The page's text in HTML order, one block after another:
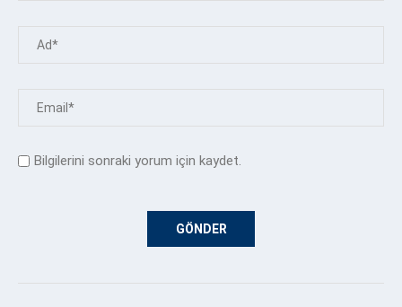
Bilgilerini sonraki yorum için kaydet.